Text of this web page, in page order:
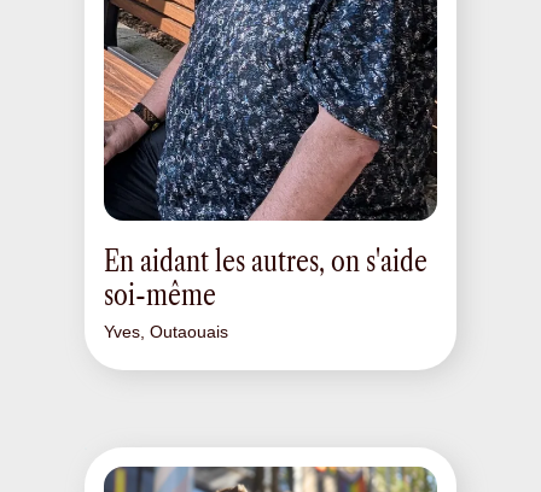
En aidant les autres, on s'aide
soi-même
Yves, Outaouais